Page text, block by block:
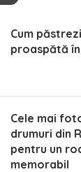
Cum
proaspătă
Cele mai
drumuri din
pentru un
memorabil